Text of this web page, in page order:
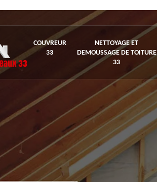
COUVREUR
33
NETTOYAGE ET
DEMOUSSAGE DE TOITURE
33